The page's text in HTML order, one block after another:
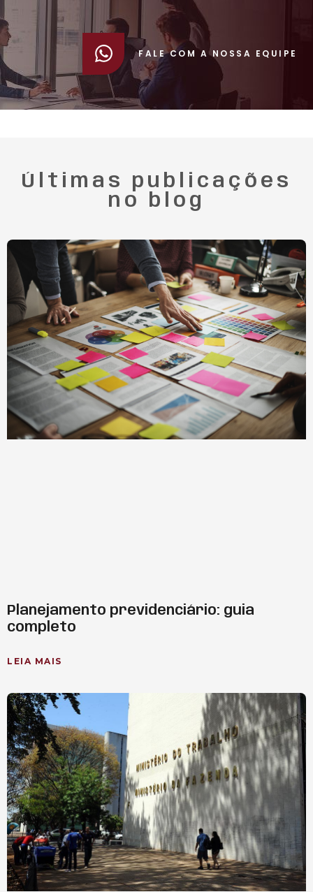
FALE COM A NOSSA EQUIPE
Últimas publicações
no blog
Planejamento previdenciário: guia
completo
LEIA MAIS